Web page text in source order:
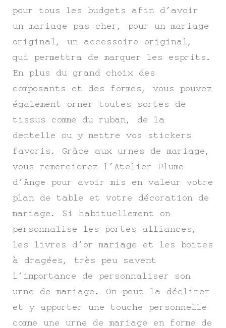
pour tous les budgets afin d’avoir
un mariage pas cher, pour un mariage
original, un accessoire original,
qui permettra de marquer les esprits.
En plus du grand choix des
composants et des formes, vous pouvez
également orner toutes sortes de
tissus comme du ruban, de la
dentelle ou y mettre vos stickers
favoris. Grâce aux urnes de mariage,
vous remercierez l’Atelier Plume
d’Ange pour avoir mis en valeur votre
plan de table et votre décoration de
mariage. Si habituellement on
personnalise les portes alliances,
les livres d’or mariage et les boites
à dragées, très peu savent
l’importance de personnaliser son
urne de mariage. On peut la décliner
et y apporter une touche personnelle
comme une urne de mariage en forme de